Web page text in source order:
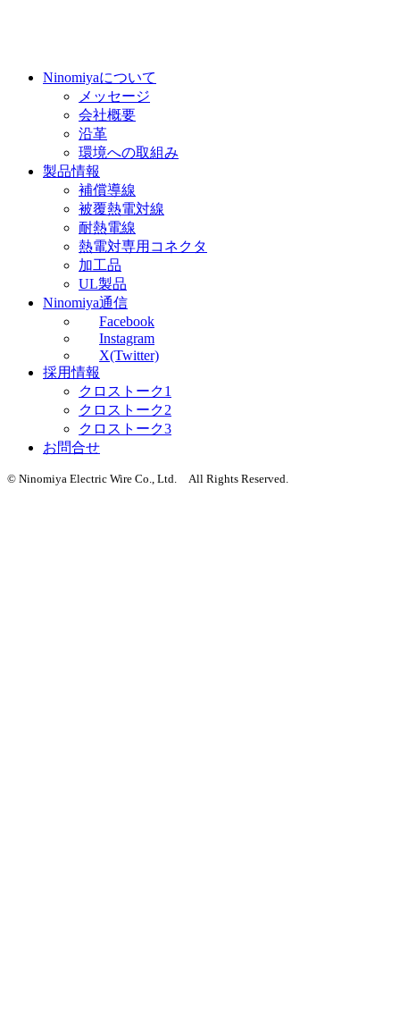
Ninomiyaについて
メッセージ
会社概要
沿革
環境への取組み
製品情報
補償導線
被覆熱電対線
耐熱電線
熱電対専用コネクタ
加工品
UL製品
Ninomiya通信
Facebook
Instagram
X(Twitter)
採用情報
クロストーク1
クロストーク2
クロストーク3
お問合せ
© Ninomiya Electric Wire Co., Ltd. All Rights Reserved.